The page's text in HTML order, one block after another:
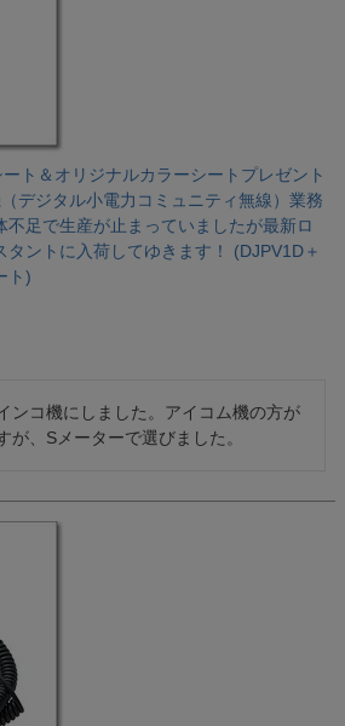
ト＆オリジナルカラーシートプレゼント
デジタル小電力コミュニティ無線）業務
足で生産が止まっていましたが最新ロ
タントに入荷してゆきます！ (DJPV1D＋
ト)
ンコ機にしました。アイコム機の方が
が、Sメーターで選びました。